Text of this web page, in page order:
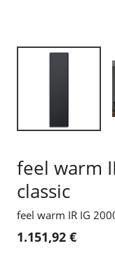
feel warm
classic
feel warm IR IG
1.151,92 €